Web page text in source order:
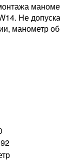
Не
манометр